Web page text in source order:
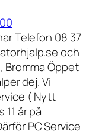
Telefon 08 37
och
Bromma Öppet
dej. Vi
( Nytt
år på
PC Service